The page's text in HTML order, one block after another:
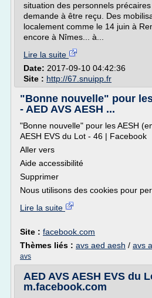
situation des personnels
demande à être reçu. Des
localement comme le 14 juin à
encore à Nîmes... à...
Lire la suite
Date: 2017-09-10 04:42:36
Site : http://67.snuipp.fr
"Bonne nouvelle" pour
- AED AVS AESH ...
"Bonne nouvelle" pour les AESH
AESH EVS du Lot - 46 | Facebook
Aller vers
Aide accessibilité
Supprimer
Nous utilisons des cookies pour
Lire la suite
Site : facebook.com
Thèmes liés : avs aed aesh / avs
avs
AED AVS AESH EVS du
m.facebook.com